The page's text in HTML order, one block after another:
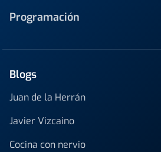
Programación
Blogs
Juan de la Herrán
Javier Vizcaino
Cocina con nervio